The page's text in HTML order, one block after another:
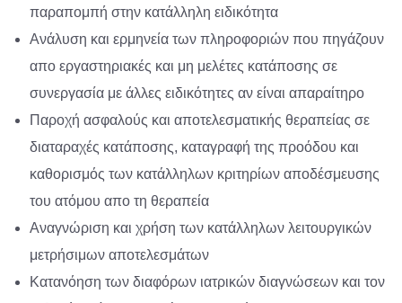
παραπομπή στην κατάλληλη ειδικότητα
Ανάλυση και ερμηνεία των πληροφοριών που πηγάζουν
απο εργαστηριακές και μη μελέτες κατάποσης σε
συνεργασία με άλλες ειδικότητες αν είναι απαραίτηρο
Παροχή ασφαλούς και αποτελεσματικής θεραπείας σε
διαταραχές κατάποσης, καταγραφή της προόδου και
καθορισμός των κατάλληλων κριτηρίων αποδέσμευσης
του ατόμου απο τη θεραπεία
Αναγνώριση και χρήση των κατάλληλων λειτουργικών
μετρήσιμων αποτελεσμάτων
Κατανόηση των διαφόρων ιατρικών διαγνώσεων και τον